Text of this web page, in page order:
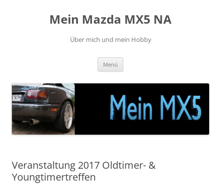
Mein Mazda MX5 NA
Über mich und mein Hobby
Menü
Veranstaltung 2017 Oldtimer- &
Youngtimertreffen